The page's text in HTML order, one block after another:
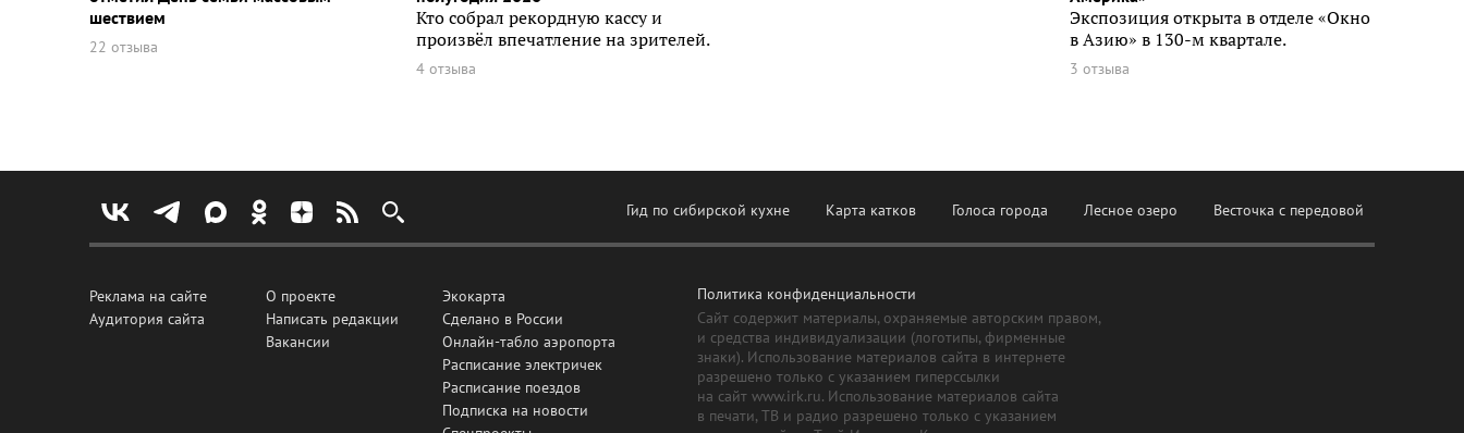
шествием
22 отзыва
Кто собрал рекордную кассу и
произвёл впечатление на зрителей.
4 отзыва
Экспозиция открыта в отделе «Окно
в Азию» в 130-м квартале.
3 отзыва
Гид по сибирской кухне Карта катков Голоса города Лесное озеро Весточка с передовой
Реклама на сайте
Аудитория сайта
О проекте
Написать редакции
Вакансии
Экокарта
Сделано в России
Онлайн-табло аэропорта
Расписание электричек
Расписание поездов
Подписка на новости
Политика конфиденциальности
Сайт содержит материалы, охраняемые авторским правом,
и средства индивидуализации (логотипы, фирменные
знаки). Использование материалов сайта в интернете
разрешено только с указанием гиперссылки
на сайт www.irk.ru. Использование материалов сайта
в печати, ТВ и радио разрешено только с указанием